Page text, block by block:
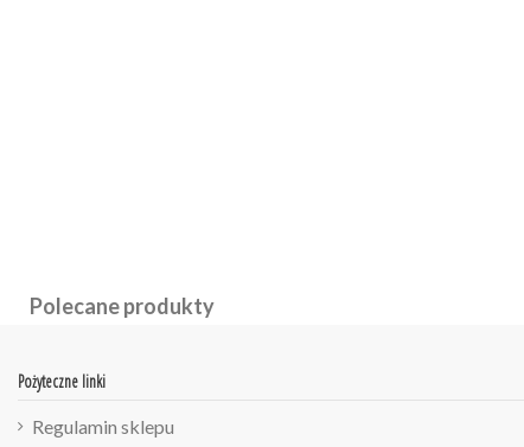
Polecane produkty
Pożyteczne linki
Regulamin sklepu